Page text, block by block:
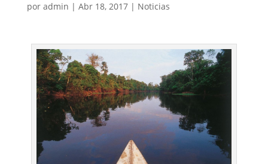
por admin | Abr 18, 2017| Noticias